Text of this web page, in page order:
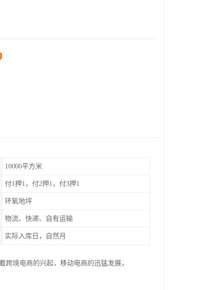
10000平方米
付1押1，付2押1，付3押1
环氧地坪
物流、快递、自有运输
实际入库日，自然月
境电商的兴起，移动电商的迅猛发展，